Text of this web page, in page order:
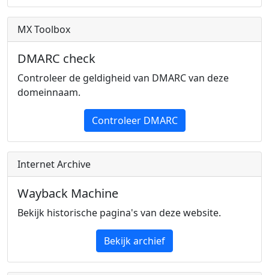
MX Toolbox
DMARC check
Controleer de geldigheid van DMARC van deze
domeinnaam.
Controleer DMARC
Internet Archive
Wayback Machine
Bekijk historische pagina's van deze website.
Bekijk archief